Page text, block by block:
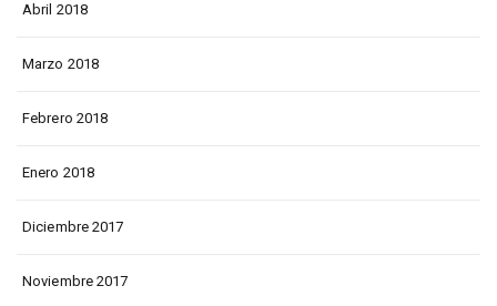
Abril 2018
Marzo 2018
Febrero 2018
Enero 2018
Diciembre 2017
Noviembre 2017